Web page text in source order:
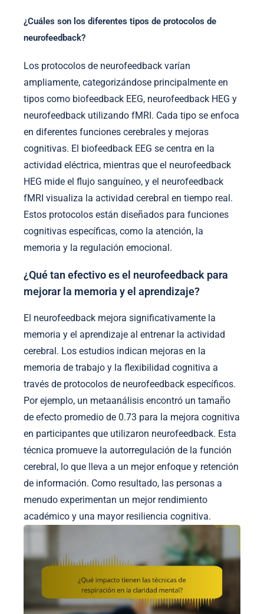
¿Cuáles son los diferentes tipos de protocolos de
neurofeedback?
Los protocolos de neurofeedback varían
ampliamente, categorizándose principalmente en
tipos como biofeedback EEG, neurofeedback HEG y
neurofeedback utilizando fMRI. Cada tipo se enfoca
en diferentes funciones cerebrales y mejoras
cognitivas. El biofeedback EEG se centra en la
actividad eléctrica, mientras que el neurofeedback
HEG mide el flujo sanguíneo, y el neurofeedback
fMRI visualiza la actividad cerebral en tiempo real.
Estos protocolos están diseñados para funciones
cognitivas específicas, como la atención, la
memoria y la regulación emocional.
¿Qué tan efectivo es el neurofeedback para
mejorar la memoria y el aprendizaje?
El neurofeedback mejora significativamente la
memoria y el aprendizaje al entrenar la actividad
cerebral. Los estudios indican mejoras en la
memoria de trabajo y la flexibilidad cognitiva a
través de protocolos de neurofeedback específicos.
Por ejemplo, un metaanálisis encontró un tamaño
de efecto promedio de 0.73 para la mejora cognitiva
en participantes que utilizaron neurofeedback. Esta
técnica promueve la autorregulación de la función
cerebral, lo que lleva a un mejor enfoque y retención
de información. Como resultado, las personas a
menudo experimentan un mejor rendimiento
académico y una mayor resiliencia cognitiva.